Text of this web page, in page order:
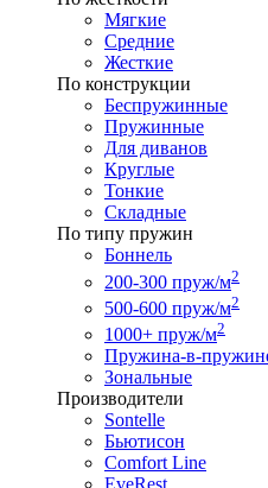
Мягкие
Средние
Жесткие
По конструкции
Беспружинные
Пружинные
Для диванов
Круглые
Тонкие
Складные
По типу пружин
Боннель
200-300 пруж/м2
500-600 пруж/м2
1000+ пруж/м2
Пружина-в-
Зональные
Производители
Sontelle
Бьютисон
Comfort Line